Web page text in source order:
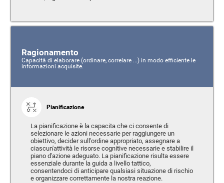
Ragionamento
Capacità di elaborare (ordinare, correlare ...) in modo efficiente le
informazioni acquisite.
Pianificazione
La pianificazione è la capacita che ci consente di
selezionare le azioni necessarie per raggiungere un
obiettivo, decider sull'ordine appropriato, assegnare a
ciascun'attività le risorse cognitive necessarie e stabilire il
piano d'azione adeguato. La pianificazione risulta essere
essenziale durante la guida a livello tattico,
consentendoci di anticipare qualsiasi situazione di rischio
e organizzare correttamente la nostra reazione.